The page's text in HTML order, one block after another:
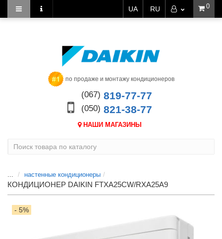
0
UA RU
по продаже и монтажу кондиционеров
(067) 819-77-77
(050) 821-38-77
НАШИ МАГАЗИНЫ
... настенные кондиционеры
КОНДИЦИОНЕР DAIKIN FTXA25CW/RXA25A9
- 5%